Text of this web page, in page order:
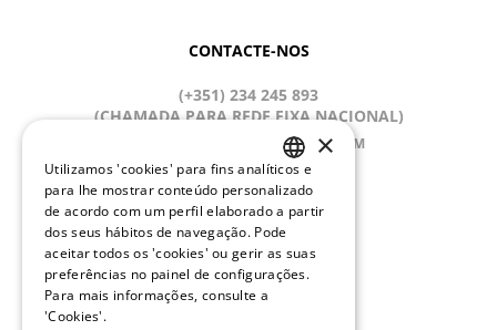
CONTACTE-NOS
(+351) 234 245 893
(CHAMADA PARA REDE FIXA NACIONAL)
APOIOCLIENTE@QUEBRAMAR.COM
Dias úteis
9:00 - 13:00; 14:00 - 18:00 (GMT)
REDES SOCIAIS
PORTUGUESE
ENGLISH
×
Utilizamos 'cookies' para fins analíticos e
para lhe mostrar conteúdo personalizado
de acordo com um perfil elaborado a partir
dos seus hábitos de navegação. Pode
aceitar todos os 'cookies' ou gerir as suas
preferências no painel de configurações.
Para mais informações, consulte a
'Cookies'.